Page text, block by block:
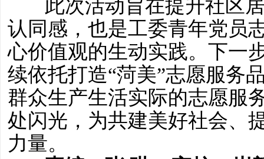
此次活动旨在提升社区
认同感，也是工委青年党员
心价值观的生动实践。下一
续依托打造“菏美”志愿服务
群众生产生活实际的志愿服
处闪光，为共建美好社会、
力量。